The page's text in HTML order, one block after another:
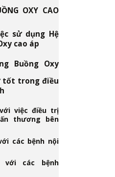
OXY CAO
sử dụng Hệ
cao áp
Buồng Oxy
tốt trong điều
việc điều trị
thương bên
các bệnh nội
với các bệnh